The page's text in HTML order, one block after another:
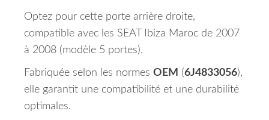
Optez pour cette porte arrière droite,
compatible avec les SEAT Ibiza Maroc de 2007
à 2008 (modèle 5 portes).
Fabriquée selon les normes OEM (6J4833056),
elle garantit une compatibilité et une durabilité
optimales.